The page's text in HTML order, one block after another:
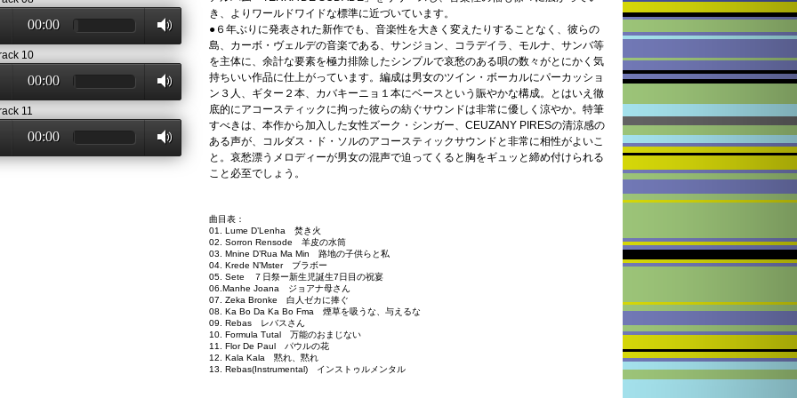
00:00
10
00:00
11
00:00
き、よりワールドワイドな標準に近づいています。
●６年ぶりに発表された新作でも、音楽性を大きく変えたりすることなく、彼らの
島、カーボ・ヴェルデの音楽である、サンジョン、コラデイラ、モルナ、サンバ等
を主体に、余計な要素を極力排除したシンプルで哀愁のある唄の数々がとにかく気
持ちいい作品に仕上がっています。編成は男女のツイン・ボーカルにパーカッショ
ン３人、ギター２本、カバキーニョ１本にベースという賑やかな構成。とはいえ徹
底的にアコースティックに拘った彼らの紡ぐサウンドは非常に優しく涼やか。特筆
すべきは、本作から加入した女性ズーク・シンガー、CEUZANY PIRESの清涼感の
ある声が、コルダス・ド・ソルのアコースティックサウンドと非常に相性がよいこ
と。哀愁漂うメロディーが男女の混声で迫ってくると胸をギュッと締め付けられる
こと必至でしょう。
曲目表：
01. Lume D’Lenha 焚き火
02. Sorron Rensode 羊皮の水筒
03. Mnine D’Rua Ma Min 路地の子供らと私
04. Krede N’Mster ブラボー
05. Sete ７日祭ー新生児誕生7日目の祝宴
06.Manhe Joana ジョアナ母さん
07. Zeka Bronke 白人ゼカに捧ぐ
08. Ka Bo Da Ka Bo Fma 煙草を吸うな、与えるな
09. Rebas レバスさん
10. Formula Tutal 万能のおまじない
11. Flor De Paul パウルの花
12. Kala Kala 黙れ、黙れ
13. Rebas(Instrumental) インストゥルメンタル